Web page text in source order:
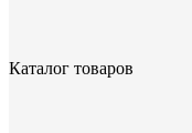
Каталог товаров